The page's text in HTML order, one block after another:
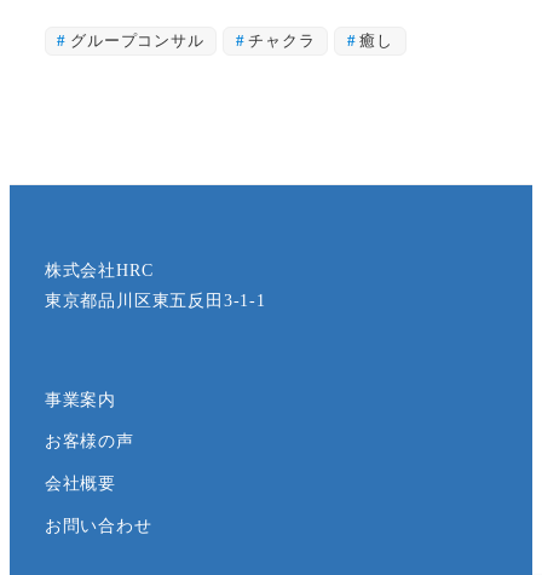
グループコンサル チャクラ 癒し
株式会社HRC
東京都品川区東五反田3-1-1
事業案内
お客様の声
会社概要
お問い合わせ